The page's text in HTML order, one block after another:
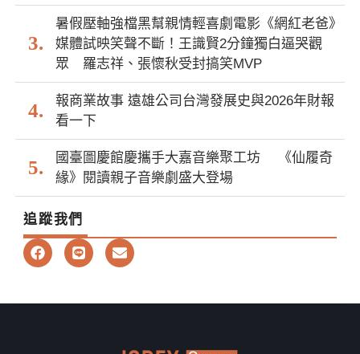
暑假壓軸強檔黑幫親情輕喜劇電影《網紅老爸》
媒體試映笑聲不斷！王識賢2分鐘獨白逼哭觀
眾 羅志祥、張懷秋受封搞笑MVP
報商業故事 遠雄公司台灣發展史與2026年財報
看一下
國臺圖慶館慶攜手大嘉音樂聚工坊 《仙履奇
緣》閱讀親子音樂劇盛大登場
追蹤我們
F
a
b
L
i
E
n
l